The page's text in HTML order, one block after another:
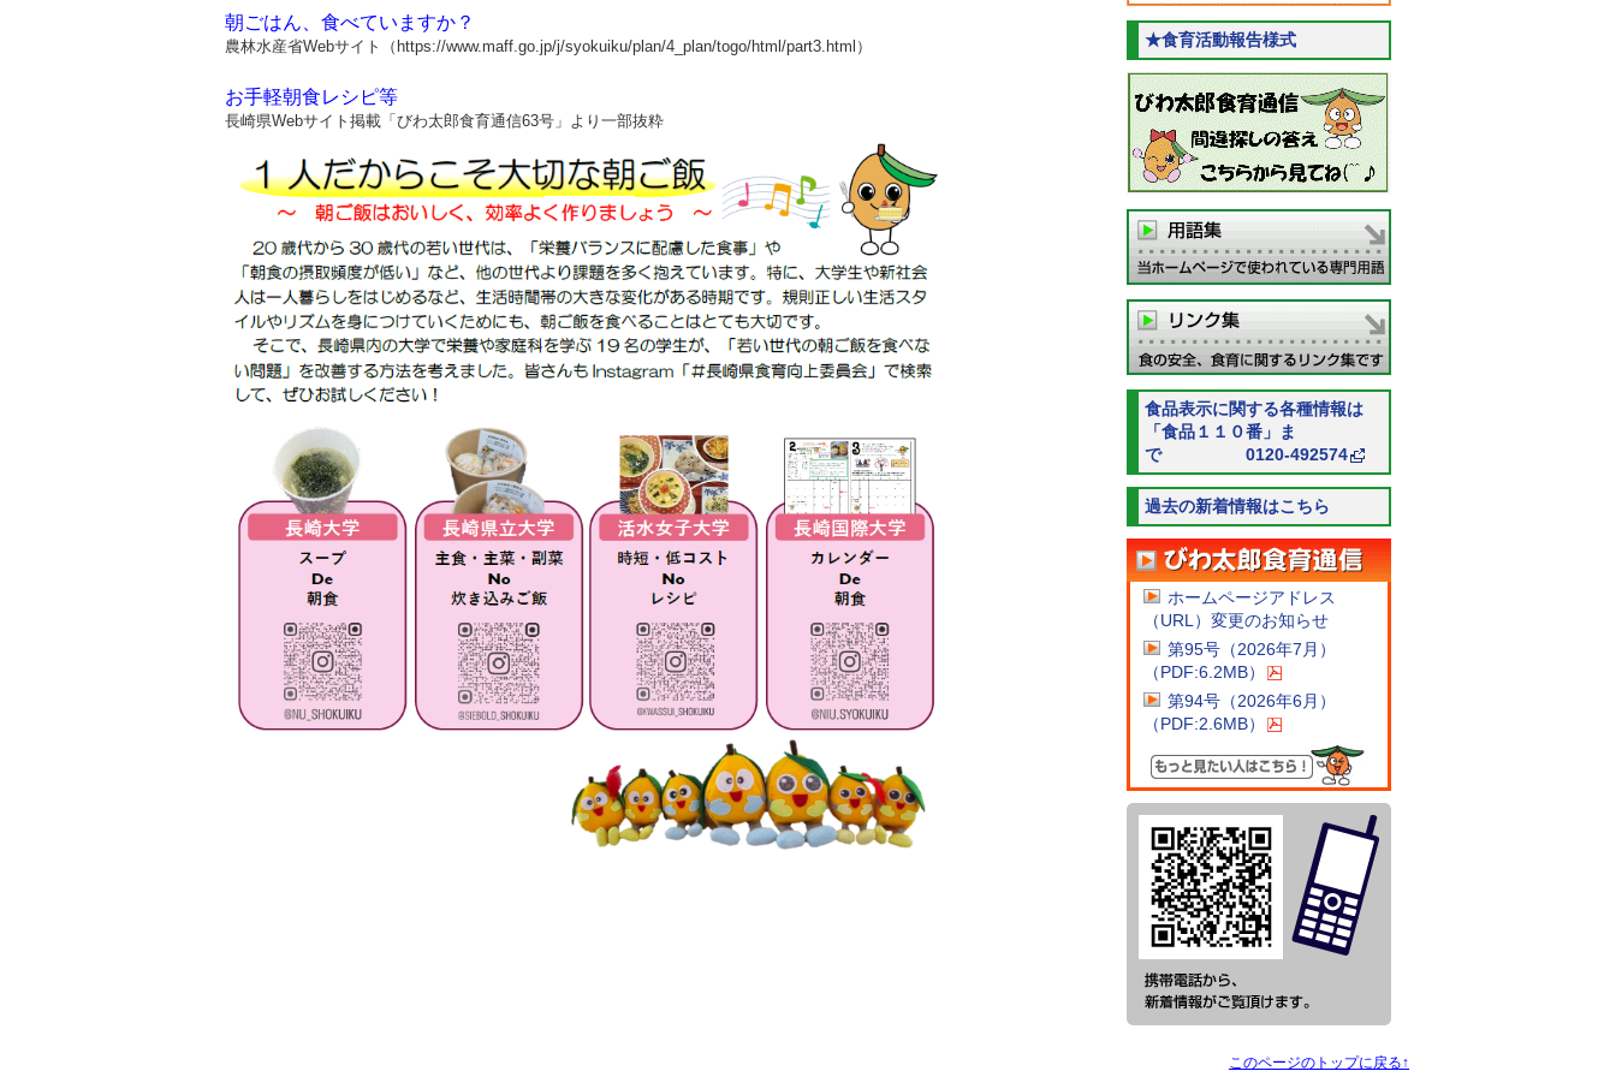
朝ごはん、食べていますか？
農林水産省Webサイト（https://www.maff.go.jp/j/syokuiku/plan/4_plan/togo/html/part3.html）
お手軽朝食レシピ等
長崎県Webサイト掲載「びわ太郎食育通信63号」より一部抜粋
★食育活動報告様式
食品表示に関する各種情報は
「食品１１０番」ま
で 0120-492574
過去の新着情報はこちら
ホームページアドレス
（URL）変更のお知らせ
第95号（2026年7月）
（PDF:6.2MB）
第94号（2026年6月）
（PDF:2.6MB）
このページのトップに戻る↑